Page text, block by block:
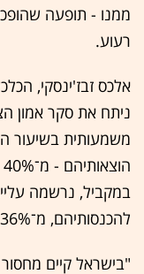
ממנו - תופעה
רעוע.
אלכס זבז'ינסקי,
ניתח את סקר אמון
משמעותית בשיעור
במקביל, נרשמה
להכנסותיהם, מ־36% ל־47%.
"בישראל קיים מחסור